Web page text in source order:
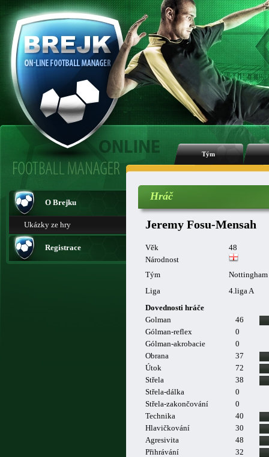
Tým
O Brejku
Ukázky ze hry
Registrace
Hráč
Jeremy Fosu-Mensah
Věk
48
Národnost
Tým
Nottingham
Liga
4.liga A
Dovednosti hráče
Golman
46
Gólman-reflex
0
Gólman-akrobacie
0
Obrana
37
Útok
72
Střela
38
Střela-dálka
0
Střela-zakončování
0
Technika
40
Hlavičkování
30
Agresivita
48
Přihrávání
32